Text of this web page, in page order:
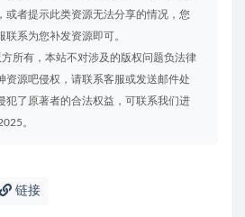
或者提示此类资源无法分享的情况，您
系为您补发资源即可。
所有，本站不对涉及的版权问题负法律
资源吧侵权，请联系客服或发送邮件处
犯了原著者的合法权益，可联系我们进
。
链接